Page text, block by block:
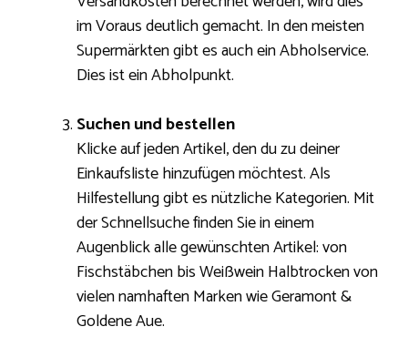
im Voraus deutlich gemacht. In den meisten
Supermärkten gibt es auch ein Abholservice.
Dies ist ein Abholpunkt.
Suchen und bestellen
Klicke auf jeden Artikel, den du zu deiner
Einkaufsliste hinzufügen möchtest. Als
Hilfestellung gibt es nützliche Kategorien. Mit
der Schnellsuche finden Sie in einem
Augenblick alle gewünschten Artikel: von
Fischstäbchen bis Weißwein Halbtrocken von
vielen namhaften Marken wie Geramont &
Goldene Aue.